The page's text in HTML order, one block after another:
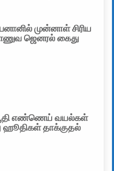
முன்னாள் சிரிய
ஜெனரல் கைது
எண்ணெய் வயல்கள்
ஹூதிகள் தாக்குதல்